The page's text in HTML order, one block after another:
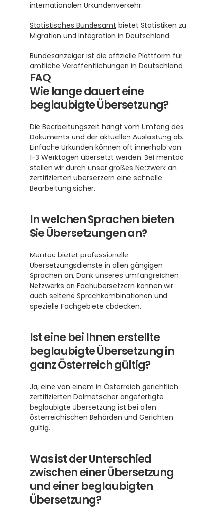
internationalen Urkundenverkehr.
Statistisches Bundesamt bietet Statistiken zu
Migration und Integration in Deutschland.
Bundesanzeiger ist die offizielle Plattform für
amtliche Veröffentlichungen in Deutschland.
FAQ
Wie lange dauert eine
beglaubigte Übersetzung?
Die Bearbeitungszeit hängt vom Umfang des
Dokuments und der aktuellen Auslastung ab.
Einfache Urkunden können oft innerhalb von
1-3 Werktagen übersetzt werden. Bei mentoc
stellen wir durch unser großes Netzwerk an
zertifizierten Übersetzern eine schnelle
Bearbeitung sicher.
In welchen Sprachen bieten
Sie Übersetzungen an?
Mentoc bietet professionelle
Übersetzungsdienste in allen gängigen
Sprachen an. Dank unseres umfangreichen
Netzwerks an Fachübersetzern können wir
auch seltene Sprachkombinationen und
spezielle Fachgebiete abdecken.
Ist eine bei Ihnen erstellte
beglaubigte Übersetzung in
ganz Österreich gültig?
Ja, eine von einem in Österreich gerichtlich
zertifizierten Dolmetscher angefertigte
beglaubigte Übersetzung ist bei allen
österreichischen Behörden und Gerichten
gültig.
Was ist der Unterschied
zwischen einer Übersetzung
und einer beglaubigten
Übersetzung?